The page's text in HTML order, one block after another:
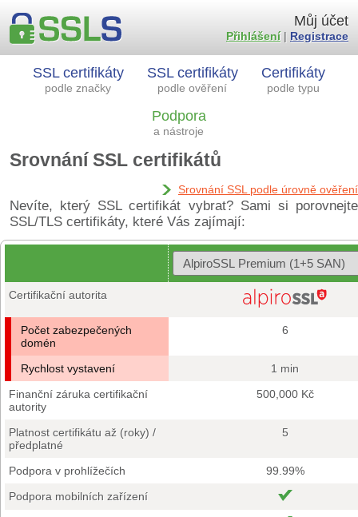
SSL certifikáty
podle značky
SSL certifikáty
podle ověření
Certifikáty
podle typu
Podpora
a nástroje
Můj účet
Přihlášení| Registrace
Srovnání SSL certifikátů
Srovnání SSL podle úrovně ověření
Nevíte, který SSL certifikát vybrat? Sami si porovnejte
SSL/TLS certifikáty, které Vás zajímají:
Certifikační autorita
Počet zabezpečených
domén
6
Rychlost vystavení
1 min
Finanční záruka certifikační
autority
500,000 Kč
Platnost certifikátu až (roky) /
předplatné
5
Podpora v prohlížečích
99.99%
Podpora mobilních zařízení